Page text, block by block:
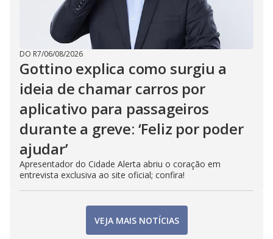
DO R7/06/08/2026
Gottino explica como surgiu a
ideia de chamar carros por
aplicativo para passageiros
durante a greve: ‘Feliz por poder
ajudar’
Apresentador do Cidade Alerta abriu o coração em
entrevista exclusiva ao site oficial; confira!
VEJA MAIS NOTÍCIAS